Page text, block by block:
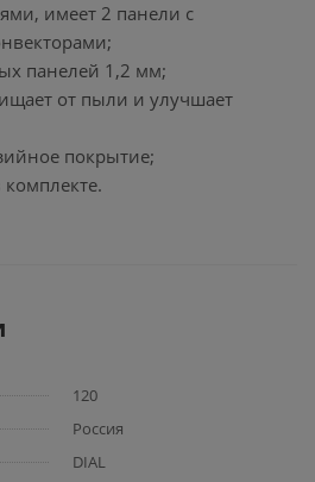
имеет 2 панели с
панелей 1,2 мм;
от пыли и улучшает
покрытие;
120
Россия
DIAL